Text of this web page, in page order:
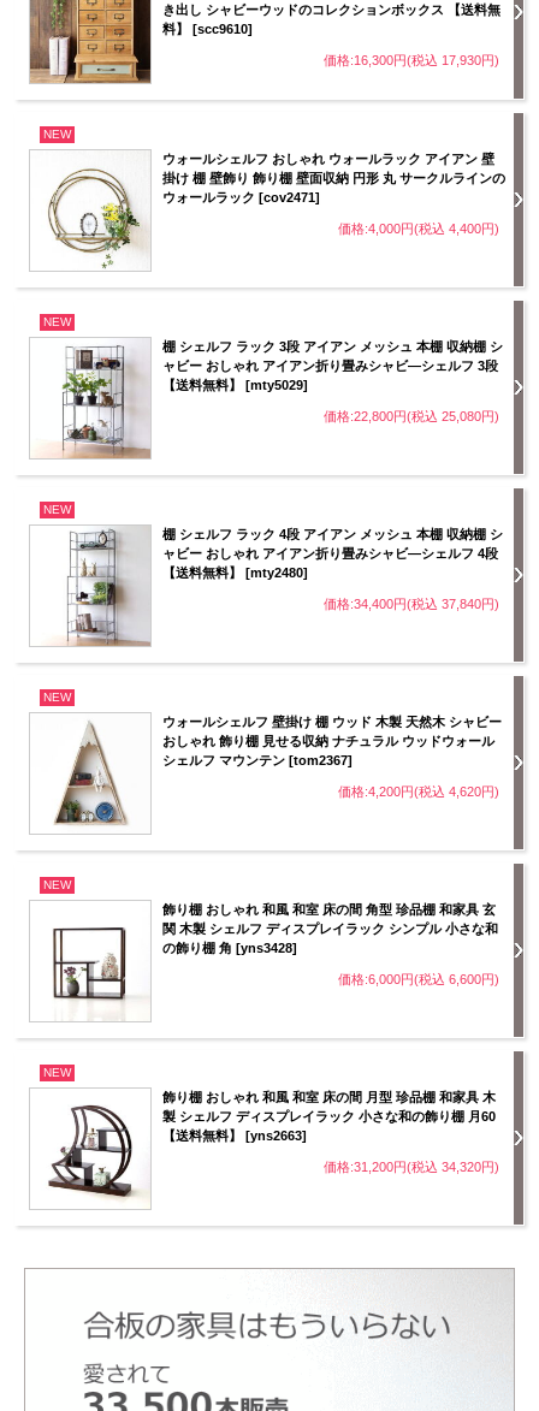
き出し シャビーウッドのコレクションボックス 【送料無
料】 [scc9610]
価格:16,300円(税込 17,930円)
NEW
ウォールシェルフ おしゃれ ウォールラック アイアン 壁
掛け 棚 壁飾り 飾り棚 壁面収納 円形 丸 サークルラインの
ウォールラック [cov2471]
価格:4,000円(税込 4,400円)
NEW
棚 シェルフ ラック 3段 アイアン メッシュ 本棚 収納棚 シ
ャビー おしゃれ アイアン折り畳みシャビ―シェルフ 3段
【送料無料】 [mty5029]
価格:22,800円(税込 25,080円)
NEW
棚 シェルフ ラック 4段 アイアン メッシュ 本棚 収納棚 シ
ャビー おしゃれ アイアン折り畳みシャビ―シェルフ 4段
【送料無料】 [mty2480]
価格:34,400円(税込 37,840円)
NEW
ウォールシェルフ 壁掛け 棚 ウッド 木製 天然木 シャビー
おしゃれ 飾り棚 見せる収納 ナチュラル ウッドウォール
シェルフ マウンテン [tom2367]
価格:4,200円(税込 4,620円)
NEW
飾り棚 おしゃれ 和風 和室 床の間 角型 珍品棚 和家具 玄
関 木製 シェルフ ディスプレイラック シンプル 小さな和
の飾り棚 角 [yns3428]
価格:6,000円(税込 6,600円)
NEW
飾り棚 おしゃれ 和風 和室 床の間 月型 珍品棚 和家具 木
製 シェルフ ディスプレイラック 小さな和の飾り棚 月60
【送料無料】 [yns2663]
価格:31,200円(税込 34,320円)